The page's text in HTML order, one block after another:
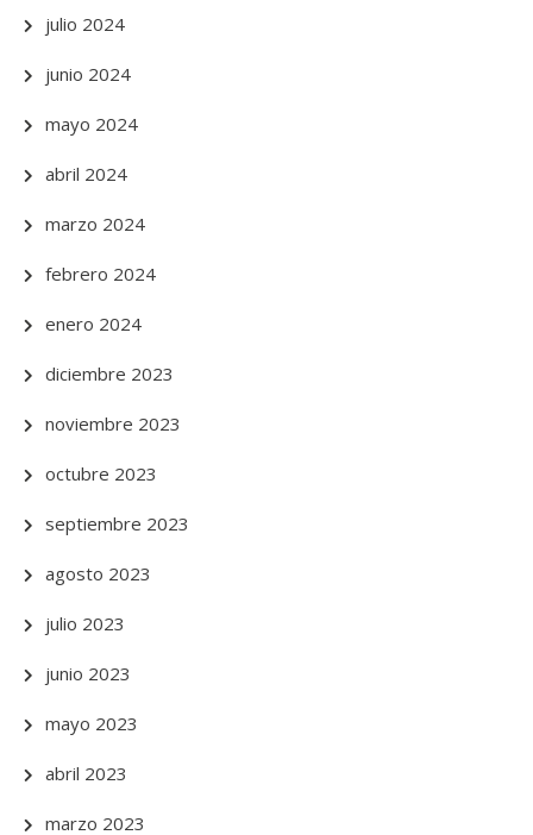
julio 2024
junio 2024
mayo 2024
abril 2024
marzo 2024
febrero 2024
enero 2024
diciembre 2023
noviembre 2023
octubre 2023
septiembre 2023
agosto 2023
julio 2023
junio 2023
mayo 2023
abril 2023
marzo 2023